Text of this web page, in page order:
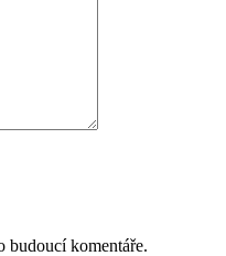
budoucí komentáře.